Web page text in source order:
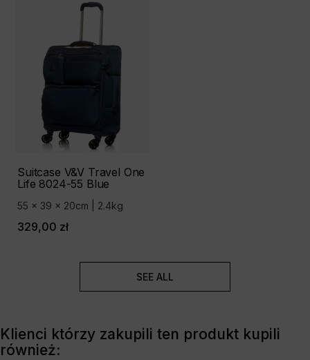
Suitcase V&V Travel One
Life 8024-55 Blue
55 x 39 x 20cm | 2.4kg
329,00 zł
SEE ALL
Klienci którzy zakupili ten produkt kupili
również: